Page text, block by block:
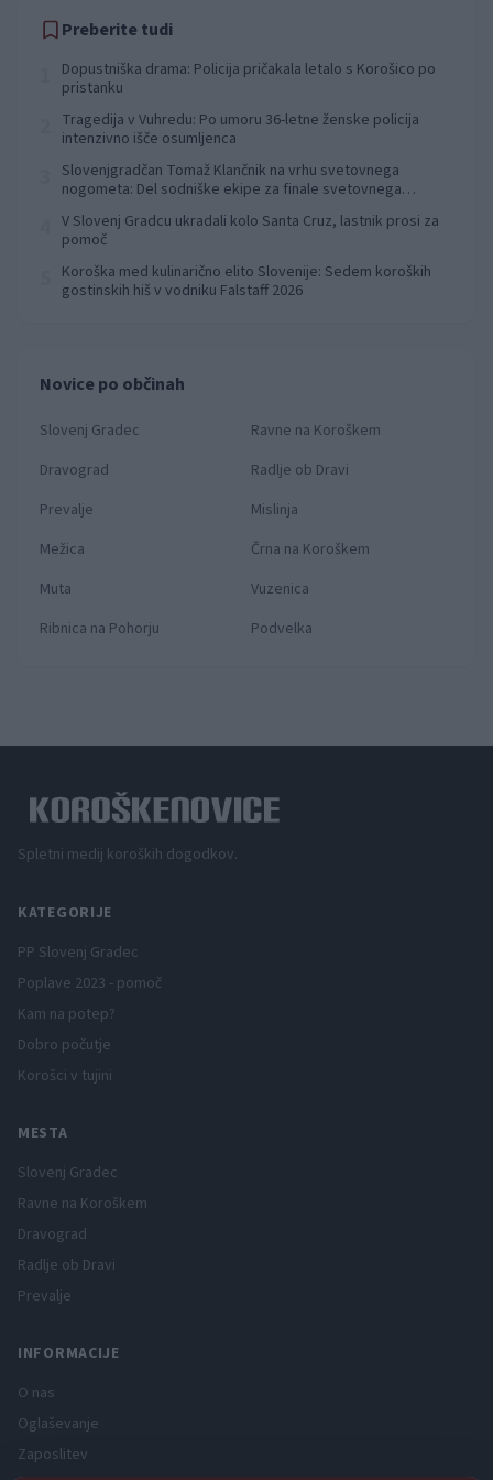
Preberite tudi
Dopustniška drama: Policija pričakala letalo s Korošico po
pristanku
Tragedija v Vuhredu: Po umoru 36-letne ženske policija
intenzivno išče osumljenca
Slovenjgradčan Tomaž Klančnik na vrhu svetovnega
nogometa: Del sodniške ekipe za finale svetovnega
V Slovenj Gradcu ukradali kolo Santa Cruz, lastnik prosi za
pomoč
Koroška med kulinarično elito Slovenije: Sedem koroških
gostinskih hiš v vodniku Falstaff 2026
Novice po občinah
Slovenj Gradec
Ravne na Koroškem
Dravograd
Radlje ob Dravi
Prevalje
Mislinja
Mežica
Črna na Koroškem
Muta
Vuzenica
Ribnica na Pohorju
Podvelka
Spletni medij koroških dogodkov.
KATEGORIJE
PP Slovenj Gradec
Poplave 2023 - pomoč
Kam na potep?
Dobro počutje
Korošci v tujini
MESTA
Slovenj Gradec
Ravne na Koroškem
Dravograd
Radlje ob Dravi
Prevalje
INFORMACIJE
O nas
Oglaševanje
Zaposlitev